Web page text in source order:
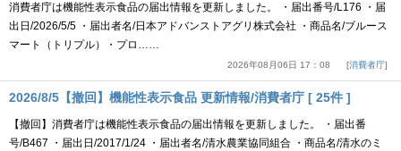
消費者庁は機能性表示食品の届出情報を更新しました。 ・届出番号/L176 ・届
出日/2026/5/5 ・届出者名/日本アドバンストアグリ株式会社 ・商品名/ブルース
マート（トリプル）・プロ……
2026年08月06日 17：08 消費者庁
2026/8/5【撤回】機能性表示食品 更新情報/消費者庁 [ 25件 ]
【撤回】消費者庁は機能性表示食品の届出情報を更新しました。 ・届出番
号/B467 ・届出日/2017/1/24 ・届出者名/清水農業協同組合 ・商品名/清水のミ